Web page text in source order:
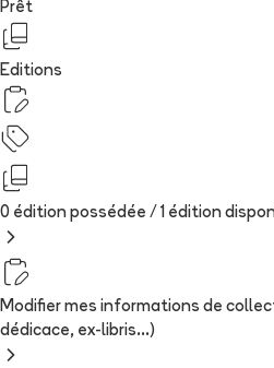
Prêt
Editions
0 édition possédée / 1 édition
Modifier mes informations de
dédicace, ex-libris...)